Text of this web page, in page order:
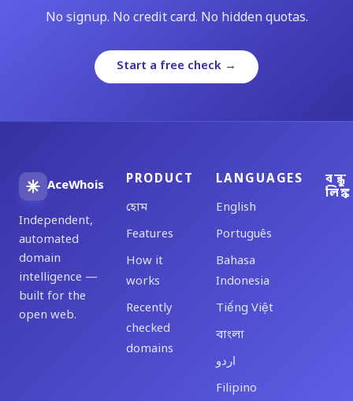
No signup. No credit card. No hidden quotas.
Start a free check →
AceWhois
Independent,
automated
domain
intelligence —
built for the
open web.
PRODUCT
হোম
Features
How it
works
Recently
checked
domains
LANGUAGES
English
Português
Bahasa
Indonesia
Tiếng Việt
বাংলা
اردو
Filipino
বন্ধু
লিঙ্ক